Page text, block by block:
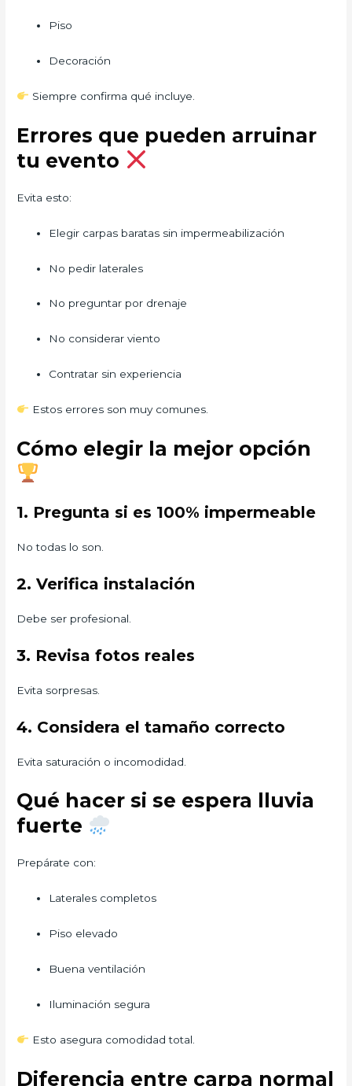
Piso
Decoración
Siempre confirma qué incluye.
Errores que pueden arruinar
tu evento
Evita esto:
Elegir carpas baratas sin impermeabilización
No pedir laterales
No preguntar por drenaje
No considerar viento
Contratar sin experiencia
Estos errores son muy comunes.
Cómo elegir la mejor opción
1. Pregunta si es 100% impermeable
No todas lo son.
2. Verifica instalación
Debe ser profesional.
3. Revisa fotos reales
Evita sorpresas.
4. Considera el tamaño correcto
Evita saturación o incomodidad.
Qué hacer si se espera lluvia
fuerte
Prepárate con:
Laterales completos
Piso elevado
Buena ventilación
Iluminación segura
Esto asegura comodidad total.
Diferencia entre carpa normal